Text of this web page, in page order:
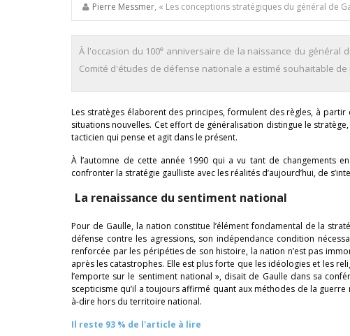
Pierre Messmer, « Les conceptions stratégiques du général de
À l'occasion du 100e anniversaire de la naissance du général
Comité d'études de défense nationale a estimé souhaitable
Les stratèges élaborent des principes, formulent des règles, à
situations nouvelles. Cet effort de généralisation distingue le
tacticien qui pense et agit dans le présent.
À l’automne de cette année 1990 qui a vu tant de changements
confronter la stratégie gaulliste avec les réalités d’aujourd’hui, de
La renaissance du sentiment national
Pour de Gaulle, la nation constitue l’élément fondamental de la
défense contre les agressions, son indépendance condition
renforcée par les péripéties de son histoire, la nation n’est pas
après les catastrophes. Elle est plus forte que les idéologies et les
l’emporte sur le sentiment national », disait de Gaulle dans sa
scepticisme qu’il a toujours affirmé quant aux méthodes de la
à-dire hors du territoire national.
Il reste 93 % de l'article à lire